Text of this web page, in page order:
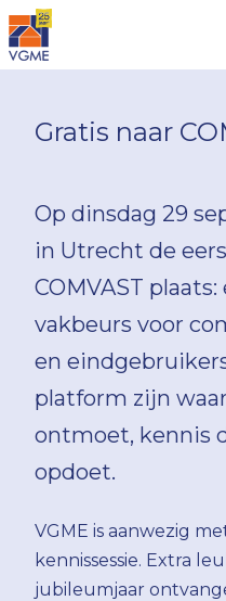
Gratis naar
Op dinsdag 29
in Utrecht de
COMVAST
vakbeurs voor
en
platform zijn
ontmoet, kennis
opdoet.
VGME is aanwezig
kennissessie. Extra
jubileumjaar